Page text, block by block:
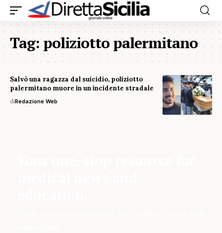
Tag:poliziotto palermitano
Salvò una ragazza dal suicidio, poliziotto
palermitano muore in un incidente stradale
diRedazione Web